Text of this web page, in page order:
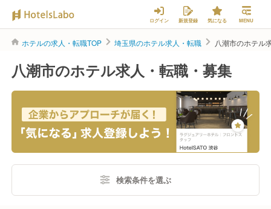
ログイン 新規登録 気になる MENU
ホテルの求人・転職TOP 埼玉県のホテル求人・転職 八潮市のホテル
八潮市のホテル求人・転職・募集
検索条件を選ぶ